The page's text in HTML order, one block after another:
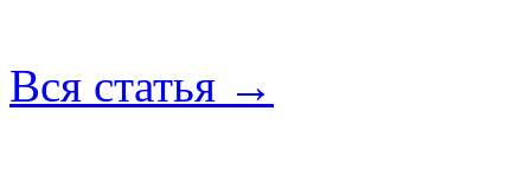
Вся статья →